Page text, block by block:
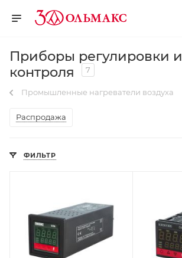
Приборы регулировки и
контроля
7
Промышленные нагреватели воздуха
Распродажа
ФИЛЬТР